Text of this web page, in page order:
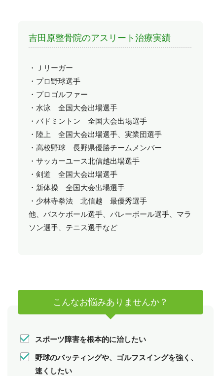
吉田原整骨院のアスリート治療実績
・Ｊリーガー
・プロ野球選手
・プロゴルファー
・水泳 全国大会出場選手
・バドミントン 全国大会出場選手
・陸上 全国大会出場選手、実業団選手
・高校野球 長野県優勝チームメンバー
・サッカーユース北信越出場選手
・剣道 全国大会出場選手
・新体操 全国大会出場選手
・少林寺拳法 北信越 最優秀選手
他、バスケボール選手、バレーボール選手、マラ
ソン選手、テニス選手など
こんなお悩みありませんか？
スポーツ障害を根本的に治したい
野球のバッティングや、ゴルフスイングを強く、
速くしたい